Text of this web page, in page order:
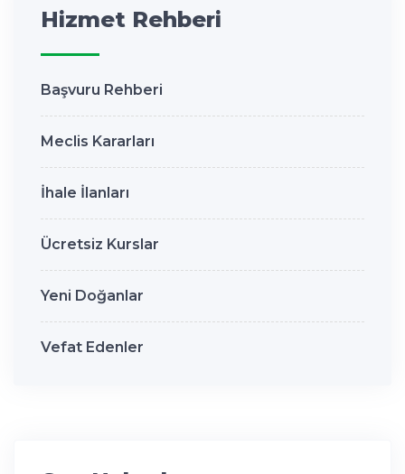
Hizmet Rehberi
Başvuru Rehberi
Meclis Kararları
İhale İlanları
Ücretsiz Kurslar
Yeni Doğanlar
Vefat Edenler